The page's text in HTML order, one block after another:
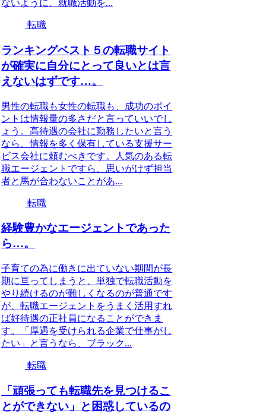
ないように、就職活動を...
転職
ランキングベスト５の転職サイト
が確実に自分にとって良いとは言
えないはずです…。
男性の転職も女性の転職も、成功のポイ
ントは情報量の多さだと言っていいでし
ょう。高待遇の会社に勤務したいと言う
なら、情報を多く保有している支援サー
ビス会社に頼むべきです。人気のある転
職エージェントですら、思いがけず担当
者と馬が合わないことがあ...
転職
経験豊かなエージェントであった
ら…。
子育ての為に働きに出ていない期間が長
期に亘ってしまうと、単独で転職活動を
やり続けるのが難しくなるのが普通です
が、転職エージェントをうまく活用すれ
ば好待遇の正社員になることができま
す。「厚遇を受けられる企業で仕事がし
たい」と言うなら、ブラック...
転職
「頑張っても転職先を見つけるこ
とができない」と困惑しているの